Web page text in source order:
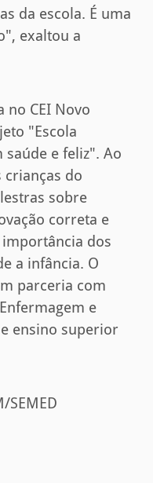
da escola. É uma
exaltou a
no CEI Novo
"Escola
saúde e feliz". Ao
crianças do
sobre
correta e
dos
a infância. O
parceria com
e
ensino superior
SEMED